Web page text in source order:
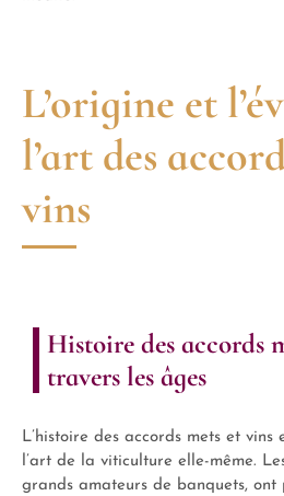
L’origine et
l’art des
vins
Histoire des accords
travers les âges
L’histoire des accords mets et vins
l’art de la viticulture elle-même.
grands amateurs de banquets, ont